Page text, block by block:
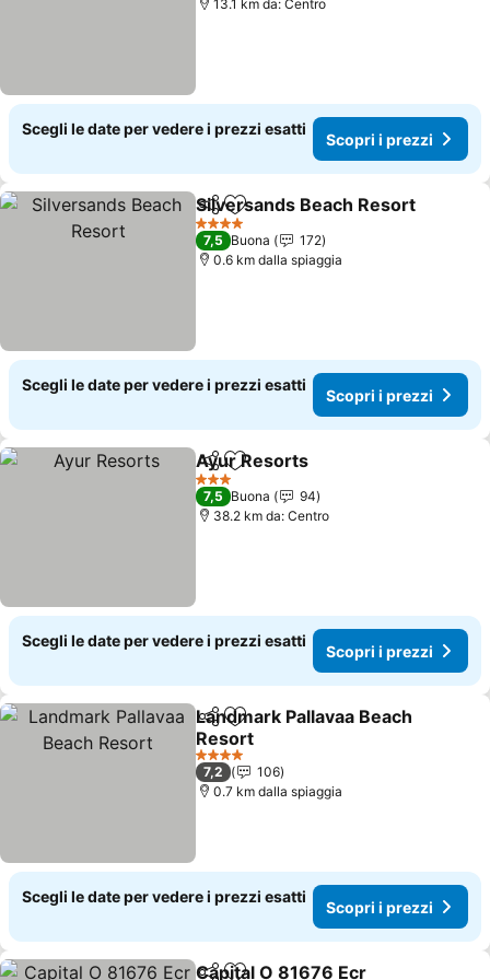
13.1 km da: Centro
Scegli le date per vedere i prezzi esatti
Scopri i prezzi
CondividiAggiungi ai preferiti
Silversands Beach Resort
4 Stelle
7,5 Buona
172
0.6 km dalla spiaggia
Scegli le date per vedere i prezzi esatti
Scopri i prezzi
CondividiAggiungi ai preferiti
Ayur Resorts
3 Stelle
7,5 Buona
94
38.2 km da: Centro
Scegli le date per vedere i prezzi esatti
Scopri i prezzi
CondividiAggiungi ai preferiti
Landmark Pallavaa Beach
Resort
4 Stelle
7,2
106
0.7 km dalla spiaggia
Scegli le date per vedere i prezzi esatti
Scopri i prezzi
Capital O 81676 Ecr